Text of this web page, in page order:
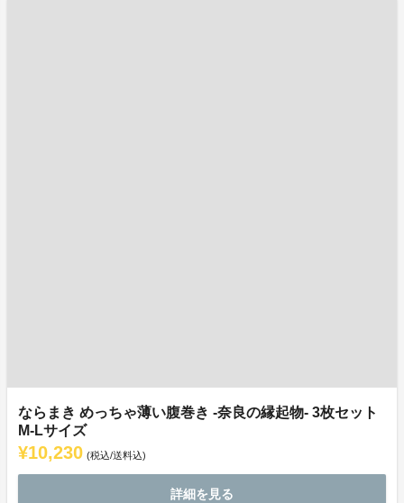
ならまき めっちゃ薄い腹巻き -奈良の縁起物- 3枚セット
M-Lサイズ
¥10,230 (税込/送料込)
詳細を見る